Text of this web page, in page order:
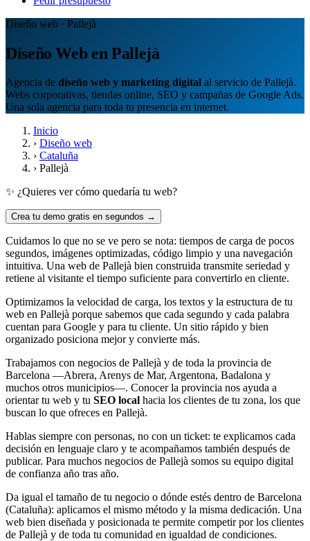
Diseño web · Pallejà
Diseño Web en Pallejà
Agencia de diseño web y marketing digital al servicio de Pallejà.
Webs corporativas, tiendas online, SEO y campañas de Google Ads.
Una sola agencia para toda tu presencia en internet.
Inicio
› Diseño web
› Cataluña
› Pallejà
✨ ¿Quieres ver cómo quedaría tu web?
Crea tu demo gratis en segundos →
Cuidamos lo que no se ve pero se nota: tiempos de carga de pocos
segundos, imágenes optimizadas, código limpio y una navegación
intuitiva. Una web de Pallejà bien construida transmite seriedad y
retiene al visitante el tiempo suficiente para convertirlo en cliente.
Optimizamos la velocidad de carga, los textos y la estructura de tu
web en Pallejà porque sabemos que cada segundo y cada palabra
cuentan para Google y para tu cliente. Un sitio rápido y bien
organizado posiciona mejor y convierte más.
Trabajamos con negocios de Pallejà y de toda la provincia de
Barcelona —Abrera, Arenys de Mar, Argentona, Badalona y
muchos otros municipios—. Conocer la provincia nos ayuda a
orientar tu web y tu SEO local hacia los clientes de tu zona, los que
buscan lo que ofreces en Pallejà.
Hablas siempre con personas, no con un ticket: te explicamos cada
decisión en lenguaje claro y te acompañamos también después de
publicar. Para muchos negocios de Pallejà somos su equipo digital
de confianza año tras año.
Da igual el tamaño de tu negocio o dónde estés dentro de Barcelona
(Cataluña): aplicamos el mismo método y la misma dedicación. Una
web bien diseñada y posicionada te permite competir por los clientes
de Pallejà y de toda tu comunidad en igualdad de condiciones.